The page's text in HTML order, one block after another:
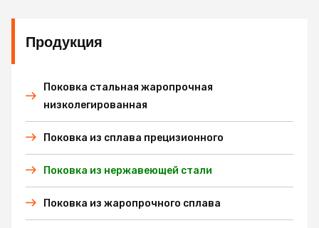
Продукция
Поковка стальная жаропрочная
низколегированная
Поковка из сплава прецизионного
Поковка из нержавеющей стали
Поковка из жаропрочного сплава